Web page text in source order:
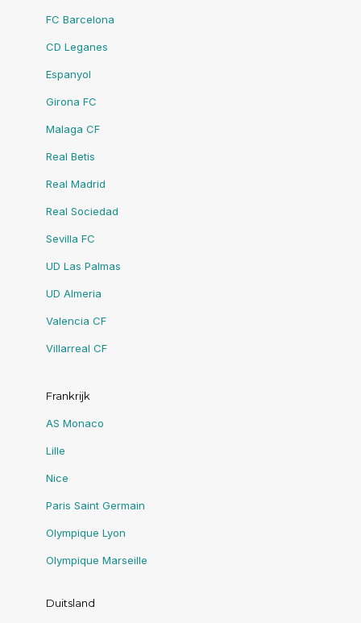
FC Barcelona
CD Leganes
Espanyol
Girona FC
Malaga CF
Real Betis
Real Madrid
Real Sociedad
Sevilla FC
UD Las Palmas
UD Almeria
Valencia CF
Villarreal CF
Frankrijk
AS Monaco
Lille
Nice
Paris Saint Germain
Olympique Lyon
Olympique Marseille
Duitsland